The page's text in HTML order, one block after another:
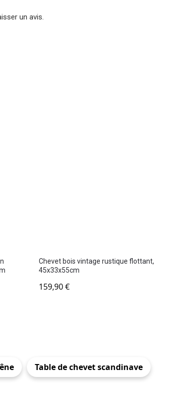
un avis.
Chevet bois vintage rustique flottant,
45x33x55cm
159,90€
Table de chevet scandinave